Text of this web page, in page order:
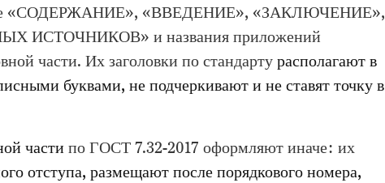
«СОДЕРЖАНИЕ», «ВВЕДЕНИЕ», «ЗАКЛЮЧЕНИЕ»,
ИСТОЧНИКОВ» и названия приложений
части. Их заголовки по стандартурасполагают в
буквами, не подчеркивают и не ставят точку в
частипо ГОСТ 7.32-2017 оформляют иначе: их
отступа, размещают после порядкового номера,